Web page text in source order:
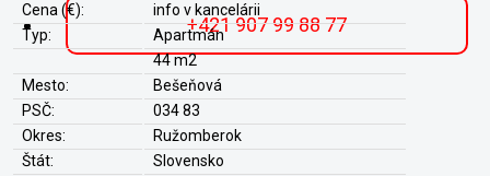
+421 907 99 88 77
Cena (€):
info v kancelárii
Typ:
Apartmán
44 m2
Mesto:
Bešeňová
PSČ:
034 83
Okres:
Ružomberok
Štát:
Slovensko